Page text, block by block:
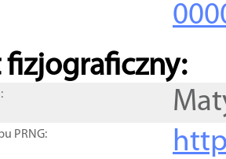
fizjograficzny:
PRNG: